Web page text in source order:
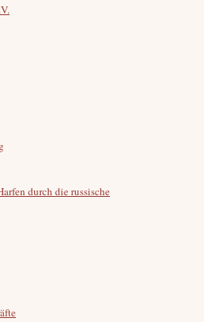
durch die russische